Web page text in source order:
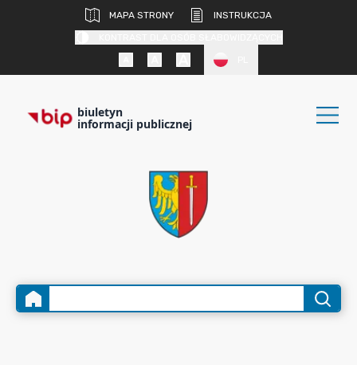
MAPA STRONY
INSTRUKCJA
biuletyn
informacji publicznej